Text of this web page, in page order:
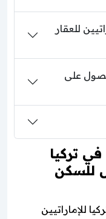
للعقار
على
تركيا
للسكن
للإماراتيين